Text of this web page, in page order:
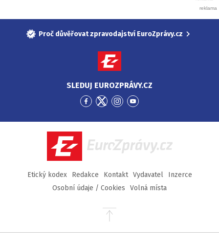
Proč důvěřovat zpravodajství EuroZprávy.cz
SLEDUJ EUROZPRÁVY.CZ
Přejít
Facebook
Přejít
Twitter
Přejít
Instagram
Přejít
YouTube
EuroZprávy.cz
Etický kodex Redakce Kontakt Vydavatel
Inzerce
Osobní údaje / Cookies
Volná místa
Přejít
stránky